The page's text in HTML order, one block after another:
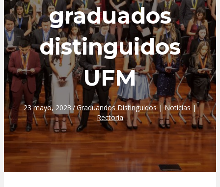
graduados
distinguidos
UFM
23 mayo, 2023 /Graduandos Distinguidos|Noticias |
Rectoría